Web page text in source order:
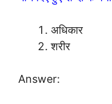
अधिकार
शरीर
Answer: